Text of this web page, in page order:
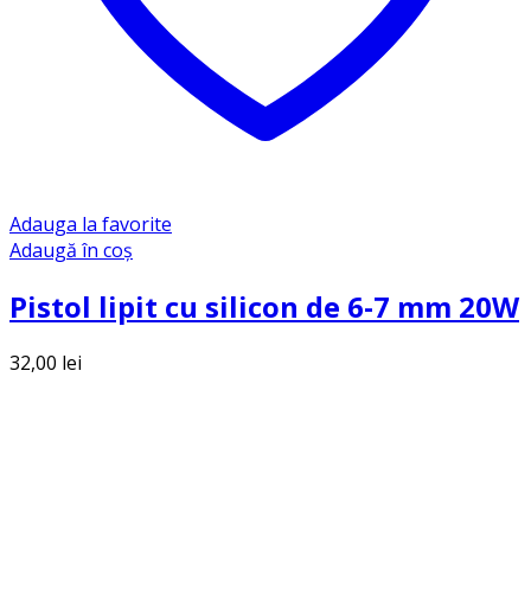
Adauga la favorite
Adaugă în coș
Pistol lipit cu silicon de 6-7 mm 20W
32,00 lei